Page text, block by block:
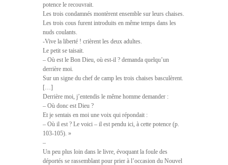
potence le recouvrait.
Les trois condamnés montèrent ensemble sur leurs chaises.
Les trois cous furent introduits en même temps dans les
nuds coulants.
-Vive la liberté ! crièrent les deux adultes.
Le petit se taisait.
– Où est le Bon Dieu, où est-il ? demanda quelqu’un
derrière moi.
Sur un signe du chef de camp les trois chaises basculèrent.
[…]
Derrière moi, j’entendis le même homme demander :
– Où donc est Dieu ?
Et je sentais en moi une voix qui répondait :
– Où il est ? Le voici – il est pendu ici, à cette potence (p.
103-105). »
–
Un peu plus loin dans le livre, évoquant la foule des
déportés se rassemblant pour prier à l’occasion du Nouvel